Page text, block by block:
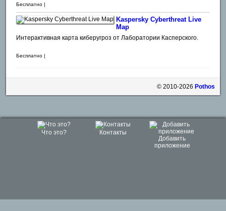
Бесплатно |
Kaspersky Cyberthreat Live
Map
Интерактивная карта киберугроз от Лаборатории Касперского.
Бесплатно |
© 2010-2026 Pothos
Что это?
Контакты
Добавить
приложение